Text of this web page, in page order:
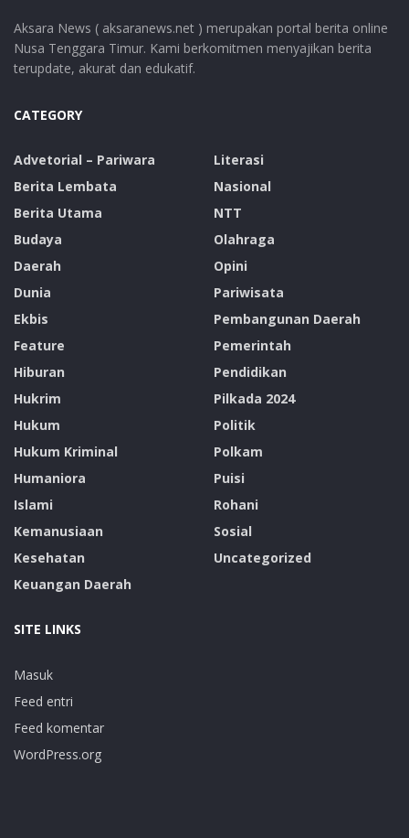
Aksara News ( aksaranews.net ) merupakan portal berita online
Nusa Tenggara Timur. Kami berkomitmen menyajikan berita
terupdate, akurat dan edukatif.
CATEGORY
Advetorial – Pariwara
Berita Lembata
Berita Utama
Budaya
Daerah
Dunia
Ekbis
Feature
Hiburan
Hukrim
Hukum
Hukum Kriminal
Humaniora
Islami
Kemanusiaan
Kesehatan
Keuangan Daerah
Literasi
Nasional
NTT
Olahraga
Opini
Pariwisata
Pembangunan Daerah
Pemerintah
Pendidikan
Pilkada 2024
Politik
Polkam
Puisi
Rohani
Sosial
Uncategorized
SITE LINKS
Masuk
Feed entri
Feed komentar
WordPress.org